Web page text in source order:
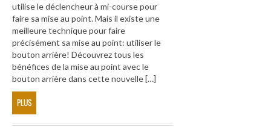
utilise le déclencheur à mi-course pour
faire sa mise au point. Mais il existe une
meilleure technique pour faire
précisément sa mise au point: utiliser le
bouton arrière! Découvrez tous les
bénéfices de la mise au point avec le
bouton arrière dans cette nouvelle […]
PLUS